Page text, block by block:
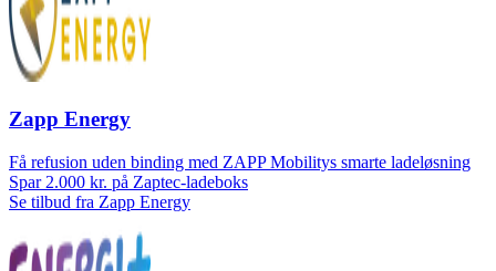
Zapp Energy
Få refusion uden binding med ZAPP Mobilitys smarte ladeløsning
Spar 2.000 kr. på Zaptec-ladeboks
Se tilbud fra Zapp Energy